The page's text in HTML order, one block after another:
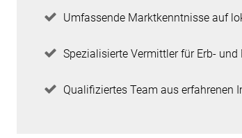
Umfassende Marktkenntnisse auf
Spezialisierte Vermittler für Erb-
Qualifiziertes Team aus erfahrenen